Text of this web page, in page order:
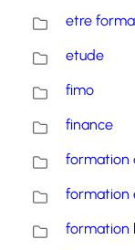
etre
etude
fimo
finance
formation
formation
formation